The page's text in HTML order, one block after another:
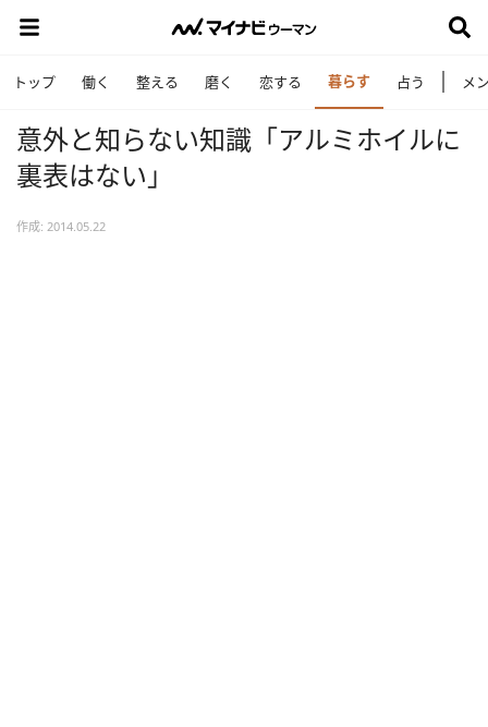
トップ 働く 整える 磨く 恋する 暮らす 占う メ
意外と知らない知識「アルミホイルに
裏表はない」
作成: 2014.05.22